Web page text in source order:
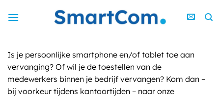
naar
Is je persoonlijke smartphone en/of tablet toe aan
vervanging? Of wil je de toestellen van de
medewerkers binnen je bedrijf vervangen? Kom dan –
bij voorkeur tijdens kantoortijden – naar onze